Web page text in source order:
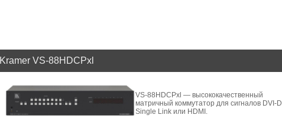
Kramer VS-88HDCPxl
VS-88HDCPxl — высококачественный
матричный коммутатор для сигналов DVI-D
Single Link или HDMI.